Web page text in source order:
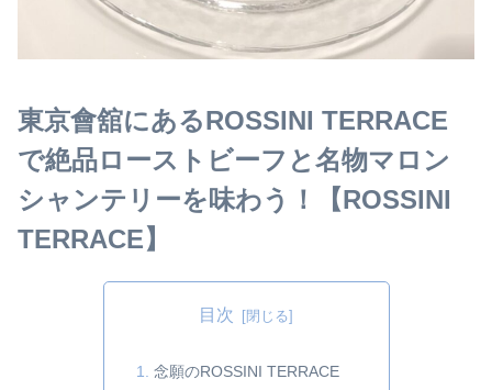
東京會舘にあるROSSINI TERRACE
で絶品ローストビーフと名物マロン
シャンテリーを味わう！【ROSSINI
TERRACE】
目次
念願のROSSINI TERRACE